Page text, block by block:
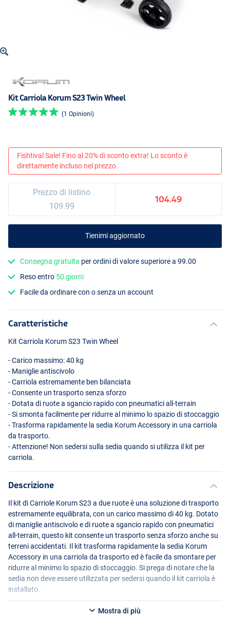
Kit Carriola Korum S23 Twin Wheel
(1 Opinioni)
Fishtival Sale! Fino al 20% di sconto extra! Lo sconto è
direttamente incluso nel prezzo.
Prezzo di listino
109.99
104.49
Tienimi aggiornato
Consegna gratuita per ordini di valore superiore a 99.00
Reso entro 50 giorni
Facile da ordinare con o senza un account
Caratteristiche
Kit Carriola Korum S23 Twin Wheel
- Carico massimo: 40 kg
- Maniglie antiscivolo
- Carriola estremamente ben bilanciata
- Consente un trasporto senza sforzo
- Dotata di ruote a sgancio rapido con pneumatici all-terrain
- Si smonta facilmente per ridurre al minimo lo spazio di stoccaggio
- Trasforma rapidamente la sedia Korum Accessory in una carriola
da trasporto.
- Attenzione! Non sedersi sulla sedia quando si utilizza il kit per
carriola.
Descrizione
Il kit di Carriole Korum S23 a due ruote è una soluzione di trasporto
estremamente equilibrata, con un carico massimo di 40 kg. Dotato
di maniglie antiscivolo e di ruote a sgancio rapido con pneumatici
all-terrain, questo kit consente un trasporto senza sforzo anche su
terreni accidentati. Il kit trasforma rapidamente la sedia Korum
Accessory in una carriola da trasporto ed è facile da smontare per
ridurre al minimo lo spazio di stoccaggio. Si prega di notare che la
sedia non deve essere utilizzata per sedersi quando il kit carriola è
installato.
Mostra di più